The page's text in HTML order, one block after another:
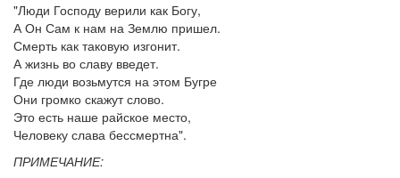
"Люди Господу верили как Богу,
А Он Сам к нам на Землю пришел.
Смерть как таковую изгонит.
А жизнь во славу введет.
Где люди возьмутся на этом Бугре
Они громко скажут слово.
Это есть наше райское место,
Человеку слава бессмертна".
ПРИМЕЧАНИЕ: